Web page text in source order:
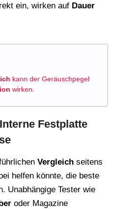
ein, wirken auf Dauer
kann der Geräuschpegel
wirken.
Festplatte
Vergleich seitens
helfen könnte, die beste
Unabhängige Tester wie
oder Magazine